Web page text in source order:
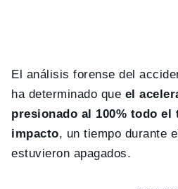
El análisis forense del
ha determinado que el
presionado al 100% todo el
impacto, un tiempo durante
estuvieron apagados.